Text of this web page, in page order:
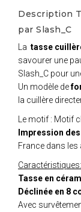
Description
par Slash_C
La tasse
savourer une
Slash_C pour
Un modèle de
la cuillère
Le motif : Motif
Impression
France dans les
Caractéristiques:
Tasse en
Déclinée en 8
Avec